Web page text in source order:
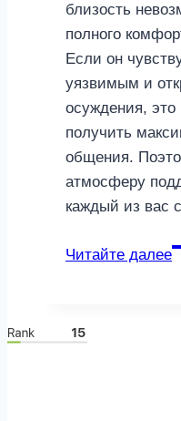
близость
полного
Если он
уязвимым и
осуждения, это
получить
общения.
атмосферу
каждый из вас
Читайте далее